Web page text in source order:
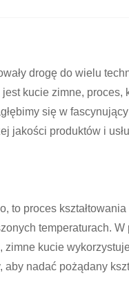
drogę do wielu
kucie zimne, proces,
się w
jakości produktów i
to proces
temperaturach.
kucie
nadać pożądany